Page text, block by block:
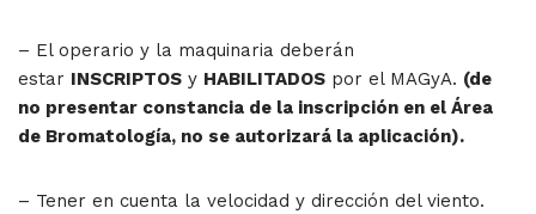
– El operario y la maquinaria deberán
estar INSCRIPTOS y HABILITADOS por el MAGyA. (de
no presentar constancia de la inscripción en el Área
de Bromatología, no se autorizará la aplicación).
– Tener en cuenta la velocidad y dirección del viento.